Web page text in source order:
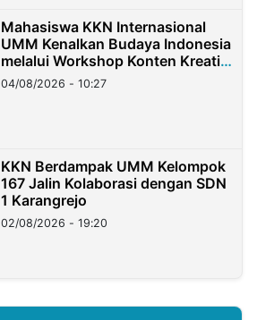
Mahasiswa KKN Internasional
UMM Kenalkan Budaya Indonesia
melalui Workshop Konten Kreatif
di Taiwan
04/08/2026 - 10:27
KKN Berdampak UMM Kelompok
167 Jalin Kolaborasi dengan SDN
1 Karangrejo
02/08/2026 - 19:20